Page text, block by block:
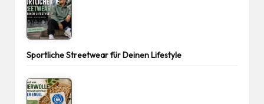
Sportliche Streetwear für Deinen Lifestyle